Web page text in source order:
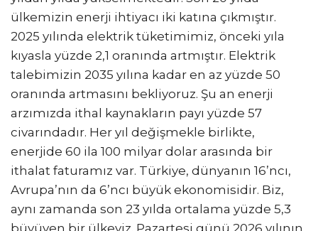
ülkemizin enerji ihtiyacı iki katına çıkmıştır.
2025 yılında elektrik tüketimimiz, önceki yıla
kıyasla yüzde 2,1 oranında artmıştır. Elektrik
talebimizin 2035 yılına kadar en az yüzde 50
oranında artmasını bekliyoruz. Şu an enerji
arzımızda ithal kaynakların payı yüzde 57
civarındadır. Her yıl değişmekle birlikte,
enerjide 60 ila 100 milyar dolar arasında bir
ithalat faturamız var. Türkiye, dünyanın 16’ncı,
Avrupa’nın da 6’ncı büyük ekonomisidir. Biz,
aynı zamanda son 23 yılda ortalama yüzde 5,3
büyüyen bir ülkeyiz. Pazartesi günü 2026 yılının